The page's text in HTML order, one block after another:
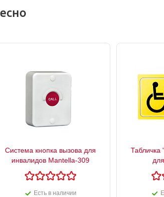
Система кнопка вызова для
инвалидов Mantella-309
Есть в наличии
Табличка